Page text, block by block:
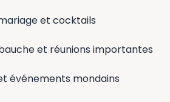
et cocktails
et réunions importantes
événements mondains